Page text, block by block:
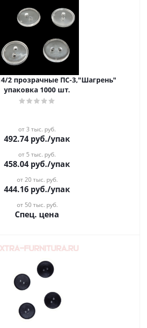
2 прозрачные ПС-3,"Шагрень"
упаковка 1000 шт.
от 3 тыс. руб.
492.74 руб./упак
от 5 тыс. руб.
458.04 руб./упак
от 20 тыс. руб.
444.16 руб./упак
от 50 тыс. руб.
Спец. цена